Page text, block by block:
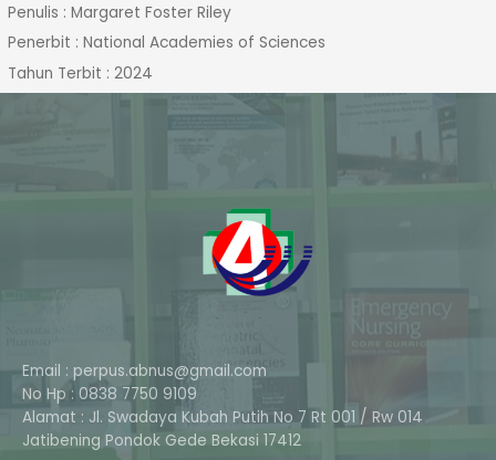
Penulis : Margaret Foster Riley
Penerbit : National Academies of Sciences
Tahun Terbit : 2024
Email : perpus.abnus@gmail.com
No Hp : 0838 7750 9109
Alamat : Jl. Swadaya Kubah Putih No 7 Rt 001 / Rw 014
Jatibening Pondok Gede Bekasi 17412